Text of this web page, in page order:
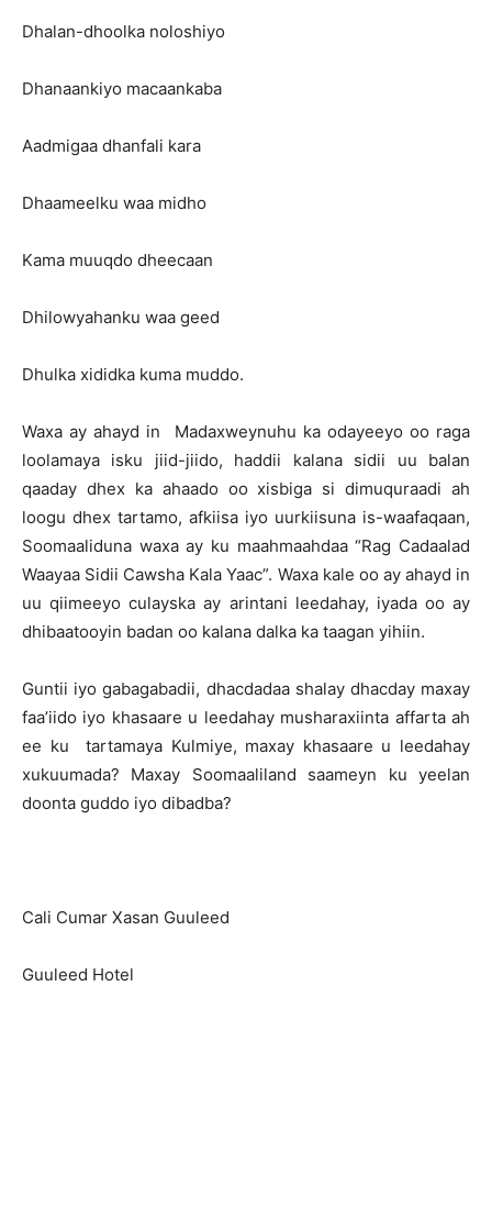
Dhalan-dhoolka noloshiyo
Dhanaankiyo macaankaba
Aadmigaa dhanfali kara
Dhaameelku waa midho
Kama muuqdo dheecaan
Dhilowyahanku waa geed
Dhulka xididka kuma muddo.
Waxa ay ahayd in Madaxweynuhu ka odayeeyo oo raga
loolamaya isku jiid-jiido, haddii kalana sidii uu balan
qaaday dhex ka ahaado oo xisbiga si dimuquraadi ah
loogu dhex tartamo, afkiisa iyo uurkiisuna is-waafaqaan,
Soomaaliduna waxa ay ku maahmaahdaa “Rag Cadaalad
Waayaa Sidii Cawsha Kala Yaac”. Waxa kale oo ay ahayd in
uu qiimeeyo culayska ay arintani leedahay, iyada oo ay
dhibaatooyin badan oo kalana dalka ka taagan yihiin.
Guntii iyo gabagabadii, dhacdadaa shalay dhacday maxay
faa’iido iyo khasaare u leedahay musharaxiinta affarta ah
ee ku tartamaya Kulmiye, maxay khasaare u leedahay
xukuumada? Maxay Soomaaliland saameyn ku yeelan
doonta guddo iyo dibadba?
Cali Cumar Xasan Guuleed
Guuleed Hotel